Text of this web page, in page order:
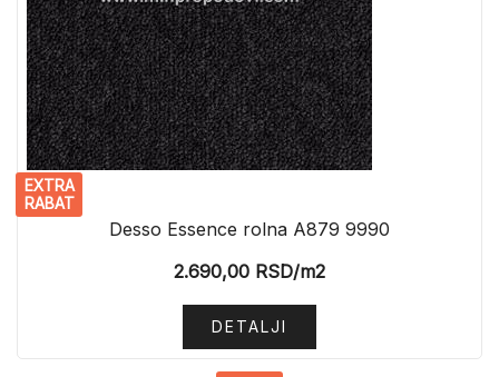
EXTRA
RABAT
Desso Essence rolna A879 9990
2.690,00 RSD/m2
DETALJI